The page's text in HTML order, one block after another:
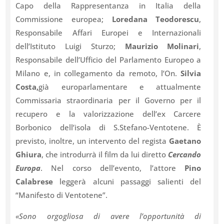
Capo della Rappresentanza in Italia della
Commissione europea; Loredana Teodorescu,
Responsabile Affari Europei e Internazionali
dell’Istituto Luigi Sturzo; Maurizio Molinari,
Responsabile dell’Ufficio del Parlamento Europeo a
Milano e, in collegamento da remoto, l’On.Silvia
Costa,già europarlamentare e attualmente
Commissaria straordinaria per il Governo per il
recupero e la valorizzazione dell’ex Carcere
Borbonico dell’isola di S.Stefano-Ventotene. È
previsto, inoltre, un intervento del regista Gaetano
Ghiura, che introdurrà il film da lui diretto Cercando
Europa. Nel corso dell’evento, l’attore Pino
Calabrese leggerà alcuni passaggi salienti del
“Manifesto di Ventotene”.
«Sono orgogliosa di avere l’opportunità di